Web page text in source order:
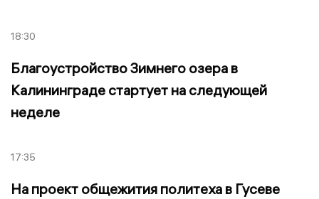
18:30
Благоустройство Зимнего озера в
Калининграде стартует на следующей
неделе
17:35
На проект общежития политеха в Гусеве